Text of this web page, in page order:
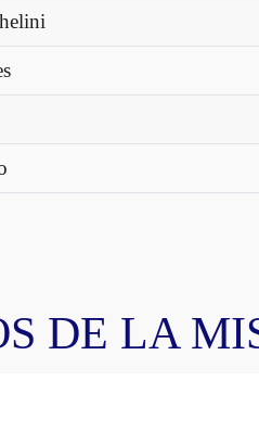
DE LA